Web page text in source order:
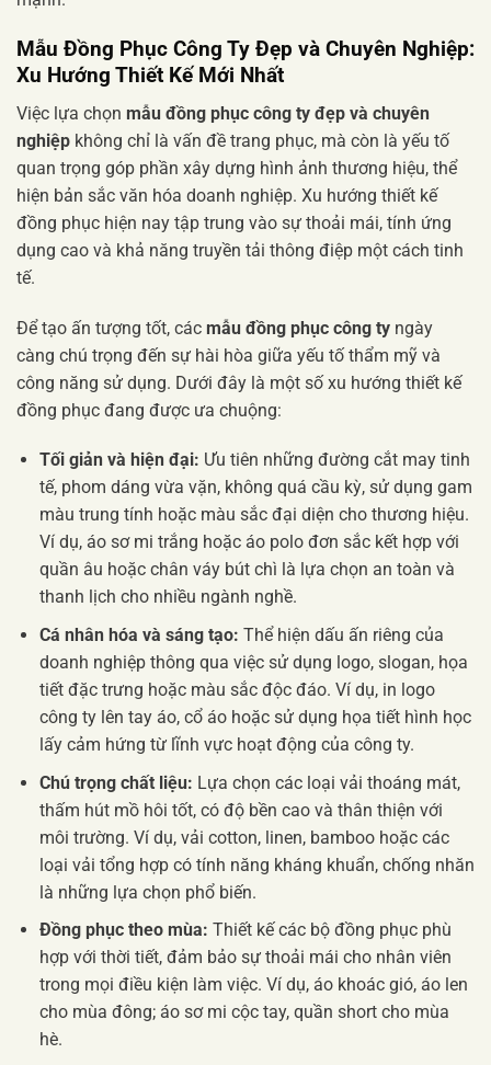
Mẫu Đồng Phục Công Ty Đẹp và Chuyên Nghiệp:
Xu Hướng Thiết Kế Mới Nhất
Việc lựa chọn mẫu đồng phục công ty đẹp và chuyên
nghiệp không chỉ là vấn đề trang phục, mà còn là yếu tố
quan trọng góp phần xây dựng hình ảnh thương hiệu, thể
hiện bản sắc văn hóa doanh nghiệp. Xu hướng thiết kế
đồng phục hiện nay tập trung vào sự thoải mái, tính ứng
dụng cao và khả năng truyền tải thông điệp một cách tinh
tế.
Để tạo ấn tượng tốt, các mẫu đồng phục công ty ngày
càng chú trọng đến sự hài hòa giữa yếu tố thẩm mỹ và
công năng sử dụng. Dưới đây là một số xu hướng thiết kế
đồng phục đang được ưa chuộng:
Tối giản và hiện đại: Ưu tiên những đường cắt may tinh
tế, phom dáng vừa vặn, không quá cầu kỳ, sử dụng gam
màu trung tính hoặc màu sắc đại diện cho thương hiệu.
Ví dụ, áo sơ mi trắng hoặc áo polo đơn sắc kết hợp với
quần âu hoặc chân váy bút chì là lựa chọn an toàn và
thanh lịch cho nhiều ngành nghề.
Cá nhân hóa và sáng tạo: Thể hiện dấu ấn riêng của
doanh nghiệp thông qua việc sử dụng logo, slogan, họa
tiết đặc trưng hoặc màu sắc độc đáo. Ví dụ, in logo
công ty lên tay áo, cổ áo hoặc sử dụng họa tiết hình học
lấy cảm hứng từ lĩnh vực hoạt động của công ty.
Chú trọng chất liệu: Lựa chọn các loại vải thoáng mát,
thấm hút mồ hôi tốt, có độ bền cao và thân thiện với
môi trường. Ví dụ, vải cotton, linen, bamboo hoặc các
loại vải tổng hợp có tính năng kháng khuẩn, chống nhăn
là những lựa chọn phổ biến.
Đồng phục theo mùa: Thiết kế các bộ đồng phục phù
hợp với thời tiết, đảm bảo sự thoải mái cho nhân viên
trong mọi điều kiện làm việc. Ví dụ, áo khoác gió, áo len
cho mùa đông; áo sơ mi cộc tay, quần short cho mùa
hè.